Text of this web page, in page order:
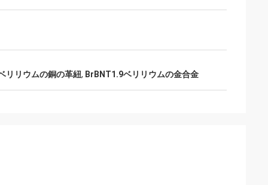
リリウムの銅の革紐, BrBNT1.9ベリリウムの金合金